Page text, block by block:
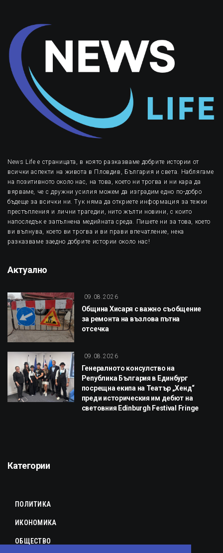
News Life е страницата, в която разказваме добрите истории от
всички аспекти на живота в Пловдив, България и света. Наблягаме
на позитивното около нас, на това, което ни трогва и ни кара да
вярваме, че с дружни усилия можем да изградим едно по-добро
бъдеще за всички ни. Тук няма да откриете информация за тежки
престъпления и лични трагедии, нито жълти новини, с които
напоследък е запълнена медийната среда. Пишете ни за това, което
ви вълнува, което ви трогва и ви прави впечатление, нека
разказваме заедно добрите истории около нас!
Актуално
09.08.2026
Община Хисаря с важно съобщение
за ремонта на възлова пътна
отсечка
09.08.2026
Генералното консулство на
Република България в Единбург
посрещна екипа на Театър „Хенд“
преди историческия им дебют на
световния Edinburgh Festival Fringe
Категории
ПОЛИТИКА
ИКОНОМИКА
ОБЩЕСТВО